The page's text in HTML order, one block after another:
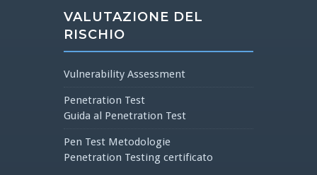
VALUTAZIONE DEL
RISCHIO
Vulnerability Assessment
Penetration Test
Guida al Penetration Test
Pen Test Metodologie
Penetration Testing certificato